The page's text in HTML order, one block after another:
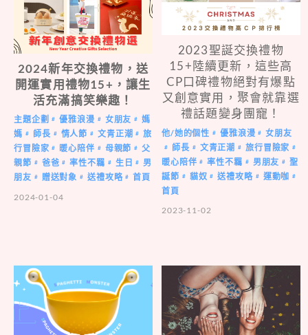
2024新年交換禮物，送
開運實用禮物15+，讓生
活充滿搞笑樂趣！
主題企劃 # 優雅浪漫 # 女朋友 #
媽
媽 # 師長 # 情人節 # 文青正潮 #
旅
行冒險家 # 暖心陪伴 # 母親節 #
父
親節 # 爸爸 # 率性不羈 # 生日 #
男
朋友 # 贈送對象 # 送禮攻略 #
首頁
2024-01-04
2023聖誕交換禮物
15+陸續更新，這些高
CP口碑禮物絕對有爆點
又創意實用，聚會就靠選
禮話題變身團寵！
他/她的個性 # 優雅浪漫 # 女朋友
# 師長 # 文青正潮 # 旅行冒險家 #
暖心陪伴 # 率性不羈 # 男朋友 #
聖
誕節 # 貓奴 # 送禮攻略 # 運動咖 #
首頁
2023-11-02